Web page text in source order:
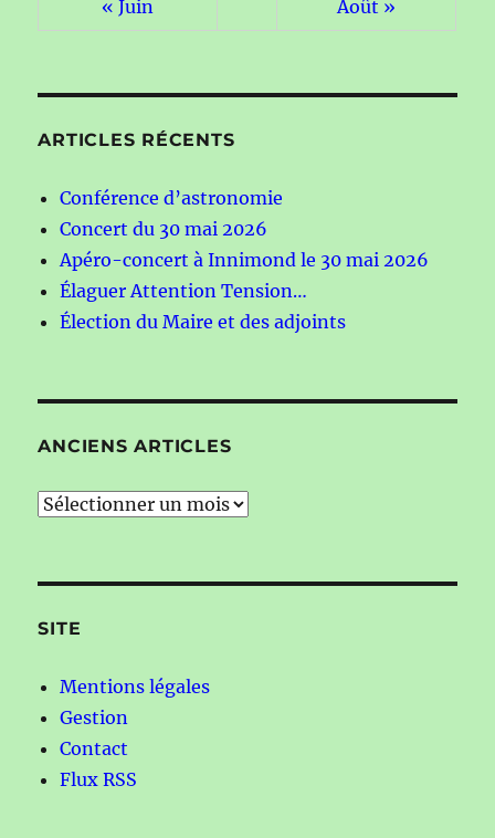
« Juin Août »
ARTICLES RÉCENTS
Conférence d’astronomie
Concert du 30 mai 2026
Apéro-concert à Innimond le 30 mai 2026
Élaguer Attention Tension…
Élection du Maire et des adjoints
ANCIENS ARTICLES
Anciens
SITE
Mentions légales
Gestion
Contact
Flux RSS